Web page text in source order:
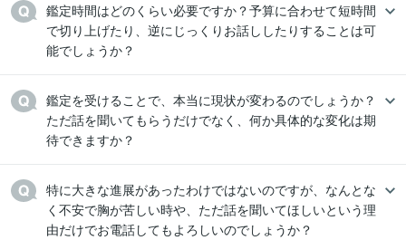
鑑定時間はどのくらい必要ですか？予算に合わせて短時間
で切り上げたり、逆にじっくりお話ししたりすることは可
能でしょうか？
鑑定を受けることで、本当に現状が変わるのでしょうか？
ただ話を聞いてもらうだけでなく、何か具体的な変化は期
待できますか？
特に大きな進展があったわけではないのですが、なんとな
く不安で胸が苦しい時や、ただ話を聞いてほしいという理
由だけでお電話してもよろしいのでしょうか？